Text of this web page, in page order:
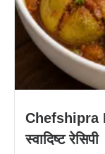
Chefshipra
स्वादिष्ट रेसिपी